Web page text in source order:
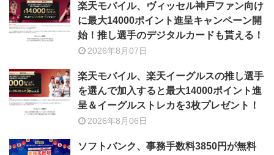
楽天モバイル、ヴィッセル神戸ファン向け
に最大14000ポイント進呈キャンペーン開
始！推し選手のデジタルカードも貰える！
2026年8月07日
楽天モバイル、楽天イーグルスの推し選手
を選んで加入すると最大14000ポイント進
呈＆イーグルストレカを3枚プレゼント！
2026年8月06日
ソフトバンク、事務手数料3850円が無料